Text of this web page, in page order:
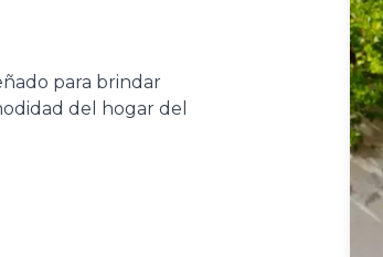
para brindar
del hogar del